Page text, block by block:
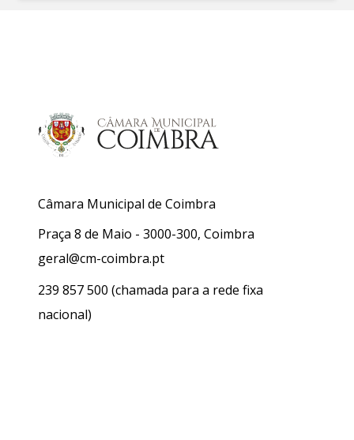
Câmara Municipal de Coimbra
Praça 8 de Maio - 3000-300, Coimbra
geral@cm-coimbra.pt
239 857 500 (chamada para a rede fixa
nacional)